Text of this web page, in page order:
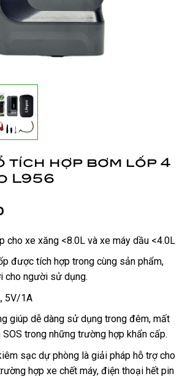
tích hợp bơm lốp 4
L956
cho xe xăng <8.0L và xe máy dầu <4.0L
được tích hợp trong cùng sản phẩm,
cho người sử dụng.
5V/1A
giúp dễ dàng sử dụng trong đêm, mất
SOS trong những trường hợp khẩn cấp.
sạc dự phòng là giải pháp hỗ trợ cho
hợp xe chết máy, điện thoại hết pin